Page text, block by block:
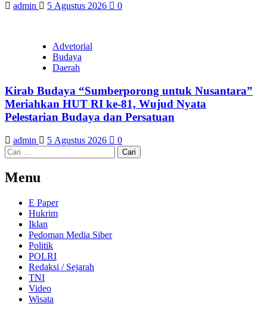
admin 5 Agustus 2026 0
Advetorial
Budaya
Daerah
Kirab Budaya “Sumberporong untuk Nusantara”
Meriahkan HUT RI ke-81, Wujud Nyata
Pelestarian Budaya dan Persatuan
admin 5 Agustus 2026
0
Cari
untuk:
Menu
E Paper
Hukrim
Iklan
Pedoman Media Siber
Politik
POLRI
Redaksi / Sejarah
TNI
Video
Wisata